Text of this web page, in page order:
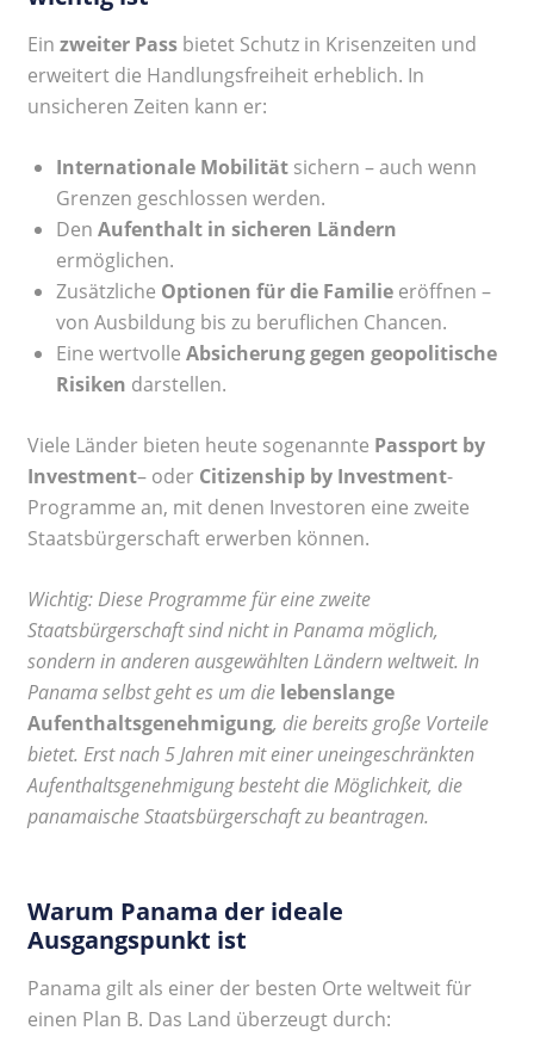
Ein zweiter Pass bietet Schutz in Krisenzeiten und
erweitert die Handlungsfreiheit erheblich. In
unsicheren Zeiten kann er:
Internationale Mobilität sichern – auch wenn
Grenzen geschlossen werden.
Den Aufenthalt in sicheren Ländern
ermöglichen.
Zusätzliche Optionen für die Familie eröffnen –
von Ausbildung bis zu beruflichen Chancen.
Eine wertvolle Absicherung gegen geopolitische
Risiken darstellen.
Viele Länder bieten heute sogenannte Passport by
Investment– oder Citizenship by Investment-
Programme an, mit denen Investoren eine zweite
Staatsbürgerschaft erwerben können.
Wichtig: Diese Programme für eine zweite
Staatsbürgerschaft sind nicht in Panama möglich,
sondern in anderen ausgewählten Ländern weltweit. In
Panama selbst geht es um die lebenslange
Aufenthaltsgenehmigung, die bereits große Vorteile
bietet. Erst nach 5 Jahren mit einer uneingeschränkten
Aufenthaltsgenehmigung besteht die Möglichkeit, die
panamaische Staatsbürgerschaft zu beantragen.
Warum Panama der ideale
Ausgangspunkt ist
Panama gilt als einer der besten Orte weltweit für
einen Plan B. Das Land überzeugt durch: